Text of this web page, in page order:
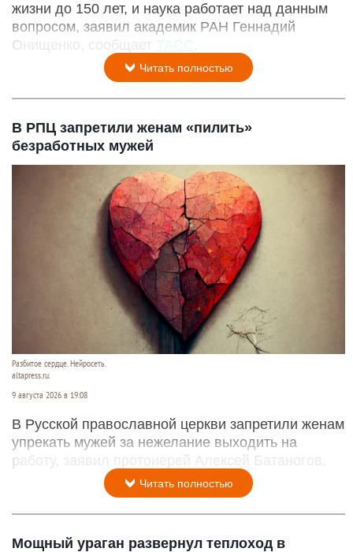
жизни до 150 лет, и наука работает над данным
вопросом, заявил академик РАН Геннадий
Онищенко, сообщает ТАСС
Читать полностью
В РПЦ запретили женам «пилить»
безработных мужей
Разбитое сердце. Нейросеть.
altapress.ru.
9 августа 2026 в 19:08
В Русской православной церкви запретили женам
упрекать мужей за нежелание выходить на
работу, заявил протоиерей Алексей Батаногов.
Читать полностью
Мощный ураган развернул теплоход в